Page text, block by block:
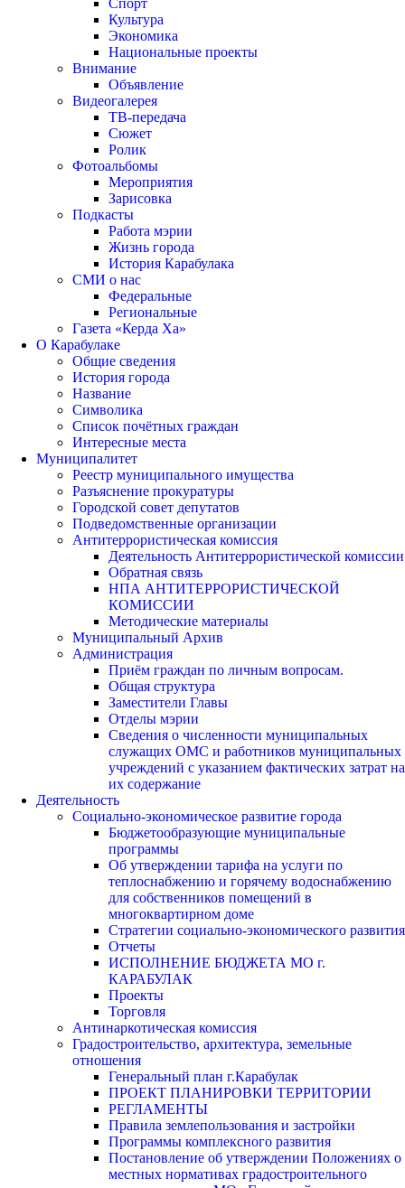
Культура
Экономика
Национальные проекты
Внимание
Объявление
Видеогалерея
ТВ-передача
Сюжет
Ролик
Фотоальбомы
Мероприятия
Зарисовка
Подкасты
Работа мэрии
Жизнь города
История Карабулака
СМИ о нас
Федеральные
Региональные
Газета «Керда Ха»
О Карабулаке
Общие сведения
История города
Название
Символика
Список почётных граждан
Интересные места
Муниципалитет
Реестр муниципального имущества
Разъяснение прокуратуры
Городской совет депутатов
Подведомственные организации
Антитеррористическая комиссия
Деятельность Антитеррористической комиссии
Обратная связь
НПА АНТИТЕРРОРИСТИЧЕСКОЙ
КОМИССИИ
Методические материалы
Муниципальный Архив
Администрация
Приём граждан по личным вопросам.
Общая структура
Заместители Главы
Отделы мэрии
Сведения о численности муниципальных
служащих ОМС и работников муниципальных
учреждений с указанием фактических затрат на
их содержание
Деятельность
Социально-экономическое развитие города
Бюджетообразующие муниципальные
программы
Об утверждении тарифа на услуги по
теплоснабжению и горячему водоснабжению
для собственников помещений в
многоквартирном доме
Стратегии социально-экономического развития
Отчеты
ИСПОЛНЕНИЕ БЮДЖЕТА МО г.
КАРАБУЛАК
Проекты
Торговля
Антинаркотическая комиссия
Градостроительство, архитектура, земельные
отношения
Генеральный план г.Карабулак
ПРОЕКТ ПЛАНИРОВКИ ТЕРРИТОРИИ
РЕГЛАМЕНТЫ
Правила землепользования и застройки
Программы комплексного развития
Постановление об утверждении Положениях о
местных нормативах градостроительного